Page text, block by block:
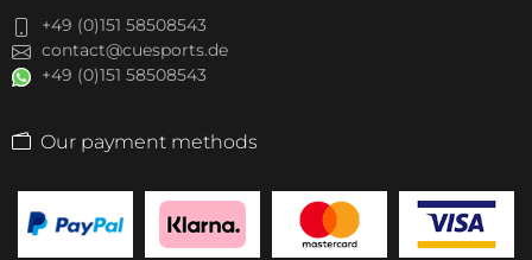
+49 (0)151 58508543
contact@cuesports.de
+49 (0)151 58508543
Our payment methods